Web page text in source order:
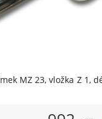
MZ 23, vložka Z 1,